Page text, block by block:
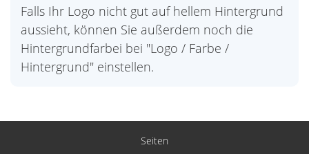
Falls Ihr Logo nicht gut auf hellem Hintergrund
aussieht, können Sie außerdem noch die
Hintergrundfarbei bei "Logo / Farbe /
Hintergrund" einstellen.
Seiten